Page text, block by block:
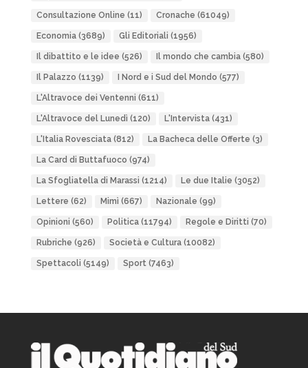
Consultazione Online (11) Cronache (61049)
Economia(3689) Gli Editoriali (1956)
Il dibattito e le idee (526) Il mondo che cambia(580)
Il Palazzo (1139) I Nord e i Sud del Mondo (577)
L'Altravoce dei Ventenni (611)
L'Altravoce del Lunedì (120) L'Intervista(431)
L'Italia Rovesciata(812) La Bacheca delle Offerte (3)
La Card di Buttafuoco (974)
La Sfogliatella di Marassi (1214) Le due Italie (3052)
Lettere (62) Mimì (667) Nazionale (99)
Opinioni (560) Politica(11794) Regole e Diritti (70)
Rubriche (926) Società e Cultura(10082)
Spettacoli (5149) Sport(7463)